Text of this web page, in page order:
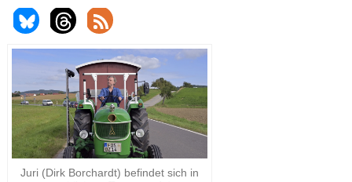
Juri (Dirk Borchardt) befindet sich in